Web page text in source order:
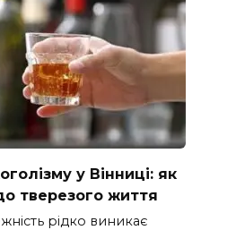
у Вінниці: як
тверезого життя
рідко виникає